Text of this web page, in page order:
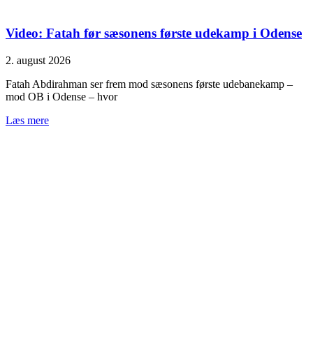
Video: Fatah før sæsonens første udekamp i Odense
2. august 2026
Fatah Abdirahman ser frem mod sæsonens første udebanekamp –
mod OB i Odense – hvor
Læs mere